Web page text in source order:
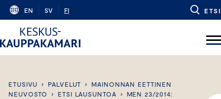
Skip
content
EN SV FI ETSI
ETUSIVU › PALVELUT ›
MAINONNAN EETTINEN
NEUVOSTO
› ETSI LAUSUNTOA ›
MEN 23/2014: